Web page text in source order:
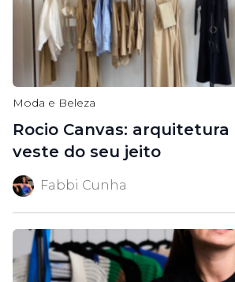
Moda e Beleza
Rocio Canvas: arquitetura
veste do seu jeito
Fabbi Cunha